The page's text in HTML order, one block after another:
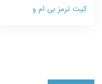
کیت ترمز بی ام و